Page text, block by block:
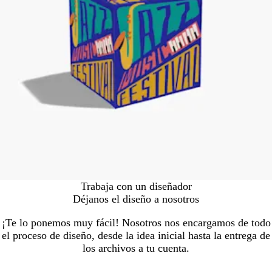
Trabaja con un diseñador
Déjanos el diseño a nosotros
¡Te lo ponemos muy fácil! Nosotros nos encargamos de todo
el proceso de diseño, desde la idea inicial hasta la entrega de
los archivos a tu cuenta.